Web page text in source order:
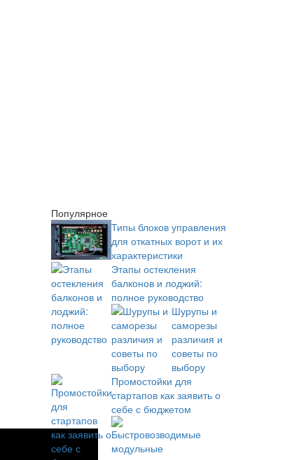
Популярное
Типы блоков управления
для откатных ворот и их
характеристики
Этапы остекления
балконов и лоджий:
полное руководство
Шурупы и
саморезы
различия и
советы по
выбору
Промостойки для
стартапов как заявить о
себе с бюджетом